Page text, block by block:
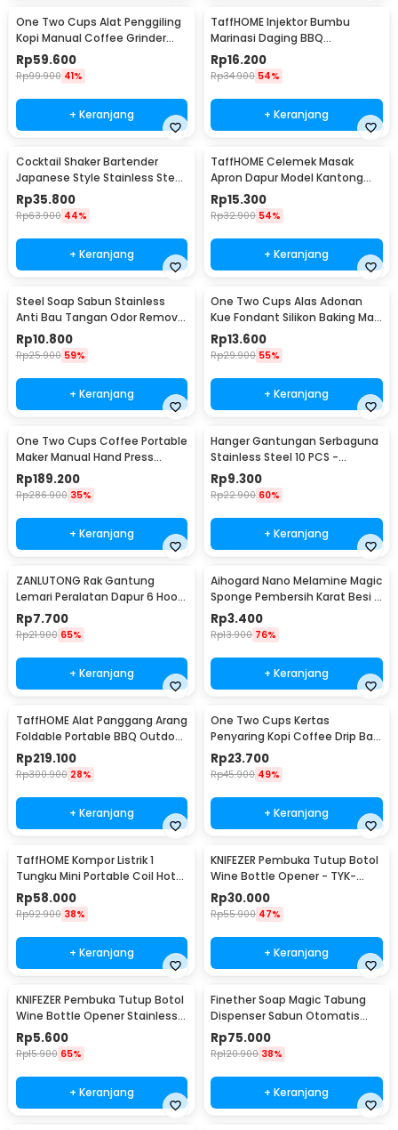
One Two Cups Alat Penggiling
Kopi Manual Coffee Grinder
Portable - WFCG9800
Rp59.600
Rp99.900 41%
+ Keranjang
TaffHOME Injektor Bumbu
Marinasi Daging BBQ
Seasoning Injector - HC117
Rp16.200
Rp34.900 54%
+ Keranjang
Cocktail Shaker Bartender
Japanese Style Stainless Steel
200ml
Rp35.800
Rp63.900 44%
+ Keranjang
TaffHOME Celemek Masak
Apron Dapur Model Kantong
Pola Spatula - JJ41
Rp15.300
Rp32.900 54%
+ Keranjang
Steel Soap Sabun Stainless
Anti Bau Tangan Odor Remove
- HW071
Rp10.800
Rp25.900 59%
+ Keranjang
One Two Cups Alas Adonan
Kue Fondant Silikon Baking Mat
Anti Slip - JJ3873
Rp13.600
Rp29.900 55%
+ Keranjang
One Two Cups Coffee Portable
Maker Manual Hand Press
Espresso 300ml - T35066
Rp189.200
Rp286.900 35%
+ Keranjang
Hanger Gantungan Serbaguna
Stainless Steel 10 PCS -
M127105
Rp9.300
Rp22.900 60%
+ Keranjang
ZANLUTONG Rak Gantung
Lemari Peralatan Dapur 6 Hook
Besi - 2137
Rp7.700
Rp21.900 65%
+ Keranjang
Aihogard Nano Melamine Magic
Sponge Pembersih Karat Besi -
CW62
Rp3.400
Rp13.900 76%
+ Keranjang
TaffHOME Alat Panggang Arang
Foldable Portable BBQ Outdoor
Grill Stove - HWSK77
Rp219.100
Rp300.900 28%
+ Keranjang
One Two Cups Kertas
Penyaring Kopi Coffee Drip Bag
Paper Filter 50PCS - T111
Rp23.700
Rp45.900 49%
+ Keranjang
TaffHOME Kompor Listrik 1
Tungku Mini Portable Coil Hot
Plate 500W - C1-1000-03
Rp58.000
Rp92.900 38%
+ Keranjang
KNIFEZER Pembuka Tutup Botol
Wine Bottle Opener - TYK-
074B
Rp30.000
Rp55.900 47%
+ Keranjang
KNIFEZER Pembuka Tutup Botol
Wine Bottle Opener Stainless
Steel - WS01
Rp5.600
Rp15.900 65%
+ Keranjang
Finether Soap Magic Tabung
Dispenser Sabun Otomatis
400ml - AD-03
Rp75.000
Rp120.900 38%
+ Keranjang